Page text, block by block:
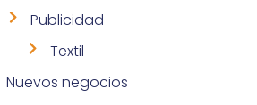
Publicidad
Textil
Nuevos negocios